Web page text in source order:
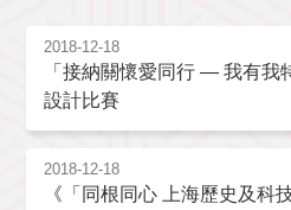
2018-12-18
「接納關懷愛同行 — 我有我
設計比賽
2018-12-18
《「同根同心 上海歷史及科